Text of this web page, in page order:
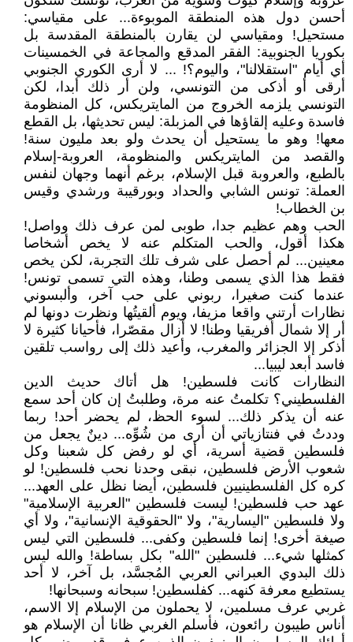
أحسن دول هذه المنطقة الموبوءة... على مقياسي:
مستحيل! ومقياسي لن يقارن بالمنطقة المقدسة بل
بكوريا الجنوبية: الفقر المدقع والمجاعة في الخمسينات
أي أيام "استقلالنا"، واليوم؟! ... لا أرى الكوري الجنوبي
أرقى أو أذكى من التونسي، ولن أر ذلك أبدا، لكن
التونسي يلزمه الخروج من المايتريكس، كل المنظومة
فاسدة وعليه إلقاؤها في المزبلة: ليس تحديثها، بل القطع
معها! وهو ما يستحيل أن يحدث ولو بعد مليون سنة!
والقصد من المايتريكس والمنظومة، العروبة-إسلام
بالطبع، والعروبة قبل الإسلام، برغم أنهما وجهان لنفس
العملة: تونس الشابي والحداد وبورقيبة ورشدي وقيس
بن الخطاب!
الحب وهم عظيم جدا، طوبى لمن عرف ذلك وواصل!
هكذا أقول، والحب المتكلم عنه لا يخص أشخاصا
معينين... لم أحصل على شرف تلك التجربة، لكن يخص
فقط هذا الذي يسمى وطنا، وهذه التي تسمى تونس!
عندما كنت صغيرا، ربوني على حب آخر، وألبسوني
نظارات أرتني واقعا مزيفا، ويوم ألقيتُها ونظرت دونها لم
أر إلا شمال أفريقيا وطنا! لا أزال مقصّرا، فأحيانا كثيرة لا
أذكر إلا الجزائر والمغرب، وأعيد ذلك إلى رواسب تلقين
فاسد أبعد ليبيا...
النظارات كانت فلسطين! هل أتاك حديث الدين
الفلسطيني؟ تكلمتُ عنه مرة، وطلبتُ إن كان أحد سمع
عنه أن يذكر ذلك... لسوء الحظ، لم يحضر أحد! ربما
وددتُ في فنتازياتي أن أرى من شُوِّه... دينٌ يجعل من
فلسطين قضية أسرية، أي لو رفض كل شعبنا وكل
شعوب الأرض فلسطين، نبقى وحدنا نحب فلسطين! لو
كره كل الفلسطينيين فلسطين، أيضا نظل على العهد...
عهد حب فلسطين! ليست فلسطين "العربية الإسلامية"
ولا فلسطين "اليسارية"، ولا "الحقوقية الإنسانية"، ولا أي
صيغة أخرى! إنما فلسطين وكفى... فلسطين التي ليس
كمثلها شيء... فلسطين "الله" بكل بساطة! والله ليس
ذلك البدوي العبراني العربي المُجسَّد، بل آخر، لا أحد
يستطيع معرفة كنهه... كفلسطين! سبحانه وسبحانها!
غربي عرف مسلمين، لا يحملون من الإسلام إلا الاسم،
أناس طيبون رائعون، فأسلم الغربي ظانا أن الإسلام هو